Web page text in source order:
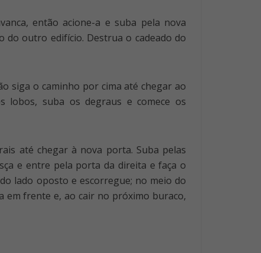
então acione-a e suba pela nova
do outro edifício. Destrua o cadeado do
siga o caminho por cima até chegar ao
suba os degraus e comece os
até chegar à nova porta. Suba pelas
e entre pela porta da direita e faça o
lado oposto e escorregue; no meio do
em frente e, ao cair no próximo buraco,